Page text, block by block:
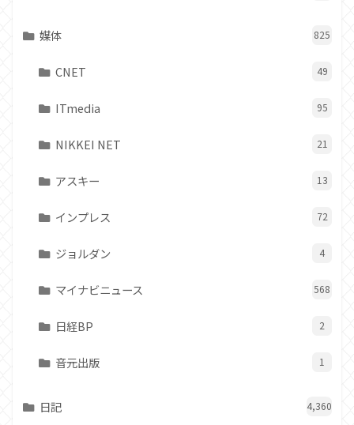
媒体 825
CNET 49
ITmedia 95
NIKKEI NET 21
アスキー 13
インプレス 72
ジョルダン 4
マイナビニュース 568
日経BP 2
音元出版 1
日記 4,360